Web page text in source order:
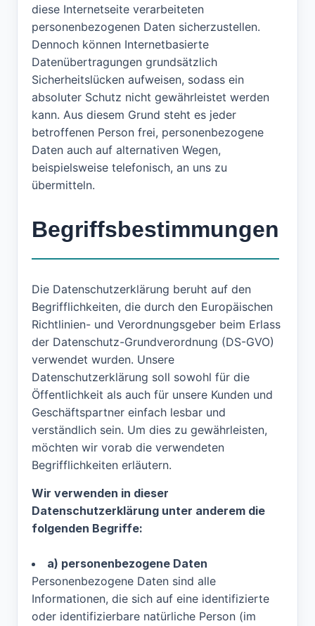
diese Internetseite verarbeiteten
personenbezogenen Daten sicherzustellen.
Dennoch können Internetbasierte
Datenübertragungen grundsätzlich
Sicherheitslücken aufweisen, sodass ein
absoluter Schutz nicht gewährleistet werden
kann. Aus diesem Grund steht es jeder
betroffenen Person frei, personenbezogene
Daten auch auf alternativen Wegen,
beispielsweise telefonisch, an uns zu
übermitteln.
Begriffsbestimmungen
Die Datenschutzerklärung beruht auf den
Begrifflichkeiten, die durch den Europäischen
Richtlinien- und Verordnungsgeber beim Erlass
der Datenschutz-Grundverordnung (DS-GVO)
verwendet wurden. Unsere
Datenschutzerklärung soll sowohl für die
Öffentlichkeit als auch für unsere Kunden und
Geschäftspartner einfach lesbar und
verständlich sein. Um dies zu gewährleisten,
möchten wir vorab die verwendeten
Begrifflichkeiten erläutern.
Wir verwenden in dieser
Datenschutzerklärung unter anderem die
folgenden Begriffe:
a) personenbezogene Daten
Personenbezogene Daten sind alle
Informationen, die sich auf eine identifizierte
oder identifizierbare natürliche Person (im